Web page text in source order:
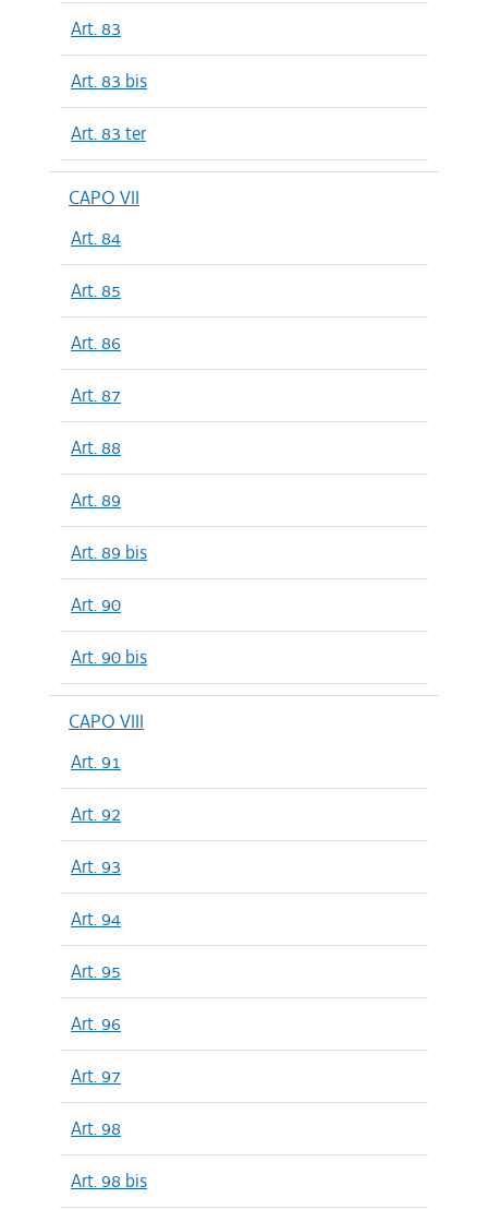
Art. 83
Art. 83 bis
Art. 83 ter
CAPO VII
Art. 84
Art. 85
Art. 86
Art. 87
Art. 88
Art. 89
Art. 89 bis
Art. 90
Art. 90 bis
CAPO VIII
Art. 91
Art. 92
Art. 93
Art. 94
Art. 95
Art. 96
Art. 97
Art. 98
Art. 98 bis